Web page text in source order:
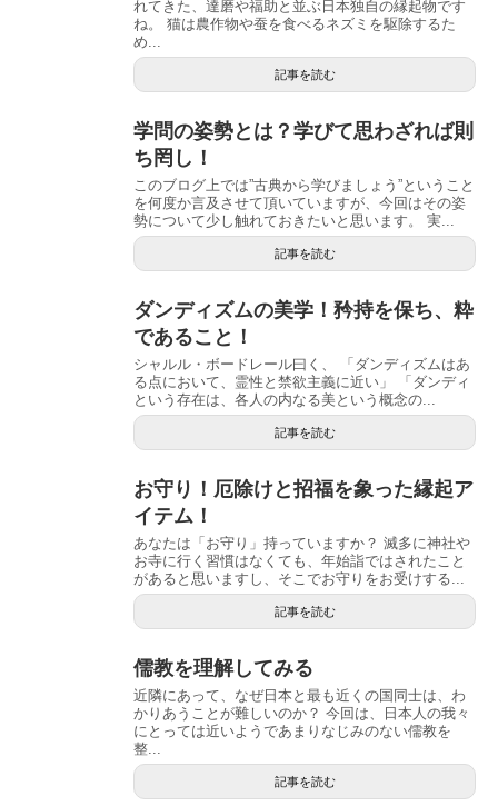
れてきた、達磨や福助と並ぶ日本独自の縁起物です
ね。 猫は農作物や蚕を食べるネズミを駆除するた
め...
記事を読む
学問の姿勢とは？学びて思わざれば則
ち罔し！
このブログ上では”古典から学びましょう”ということ
を何度か言及させて頂いていますが、今回はその姿
勢について少し触れておきたいと思います。 実...
記事を読む
ダンディズムの美学！矜持を保ち、粋
であること！
シャルル・ボードレール曰く、 「ダンディズムはあ
る点において、霊性と禁欲主義に近い」 「ダンディ
という存在は、各人の内なる美という概念の...
記事を読む
お守り！厄除けと招福を象った縁起ア
イテム！
あなたは「お守り」持っていますか？ 滅多に神社や
お寺に行く習慣はなくても、年始詣ではされたこと
があると思いますし、そこでお守りをお受けする...
記事を読む
儒教を理解してみる
近隣にあって、なぜ日本と最も近くの国同士は、わ
かりあうことが難しいのか？ 今回は、日本人の我々
にとっては近いようであまりなじみのない儒教を
整...
記事を読む